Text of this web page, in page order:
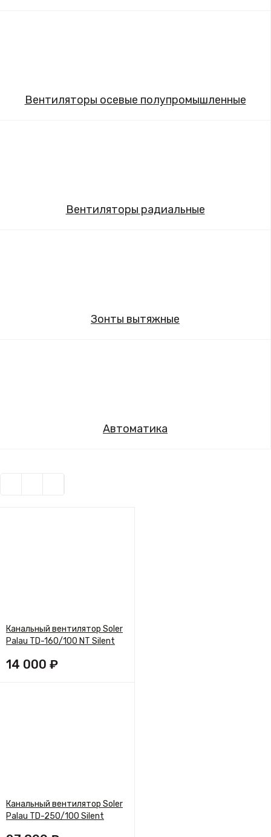
Вентиляторы осевые полупромышленные
Вентиляторы радиальные
Зонты вытяжные
Автоматика
Канальный вентилятор Soler
Palau TD-160/100 NT Silent
14 000 ₽
Канальный вентилятор Soler
Palau TD-250/100 Silent